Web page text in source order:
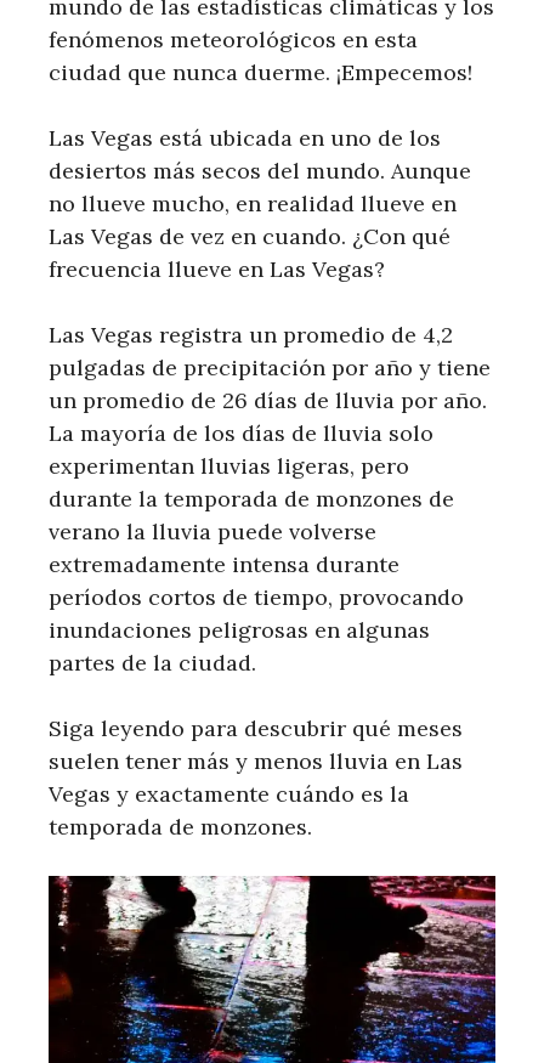
mundo de las estadísticas climáticas y los
fenómenos meteorológicos en esta
ciudad que nunca duerme. ¡Empecemos!
Las Vegas está ubicada en uno de los
desiertos más secos del mundo. Aunque
no llueve mucho, en realidad llueve en
Las Vegas de vez en cuando. ¿Con qué
frecuencia llueve en Las Vegas?
Las Vegas registra un promedio de 4,2
pulgadas de precipitación por año y tiene
un promedio de 26 días de lluvia por año.
La mayoría de los días de lluvia solo
experimentan lluvias ligeras, pero
durante la temporada de monzones de
verano la lluvia puede volverse
extremadamente intensa durante
períodos cortos de tiempo, provocando
inundaciones peligrosas en algunas
partes de la ciudad.
Siga leyendo para descubrir qué meses
suelen tener más y menos lluvia en Las
Vegas y exactamente cuándo es la
temporada de monzones.